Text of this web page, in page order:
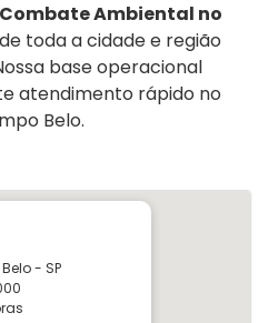
Ambiental no
toda a cidade e região
base operacional
atendimento rápido no
Belo.
- SP